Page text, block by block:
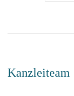
Kanzleiteam